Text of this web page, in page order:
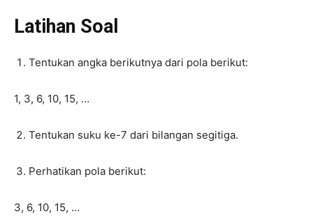
Latihan Soal
Tentukan angka berikutnya dari pola berikut:
1, 3, 6, 10, 15, …
Tentukan suku ke-7 dari bilangan segitiga.
Perhatikan pola berikut:
3, 6, 10, 15, …